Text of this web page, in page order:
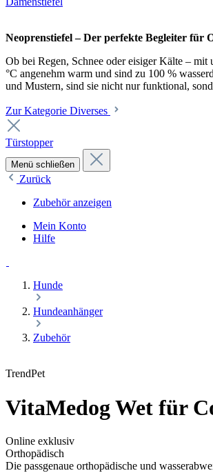
Neoprenstiefel – Der perfekte Begleiter für
Ob bei Regen, Schnee oder eisiger Kälte – mit
°C angenehm warm und sind zu 100 %
und Mustern, sind sie nicht nur funktional,
Zur Kategorie Diverses
Türstopper
Menü schließen
Zurück
Zubehör anzeigen
Mein Konto
Hilfe
Hunde
Hundeanhänger
Zubehör
TrendPet
VitaMedog Wet für
Online exklusiv
Orthopädisch
Die passgenaue orthopädische und